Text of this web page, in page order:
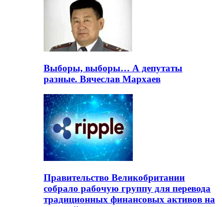
Выборы, выборы… А депутаты
разные. Вячеслав Мархаев
Правительство Великобритании
собрало рабочую группу для перевода
традиционных финансовых активов на